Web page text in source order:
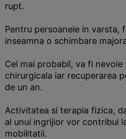
rupt.
Pentru persoanele in varsta,
inseamna o schimbare
Cel mai probabil, va fi
chirurgicala iar recuperarea
de un an.
Activitatea si terapia fizica,
al unui ingrijior vor contribui
mobilitatii.